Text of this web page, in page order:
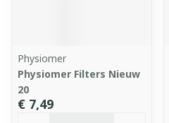
Physiomer
Physiomer Filters Nieuw
20
€ 7,49